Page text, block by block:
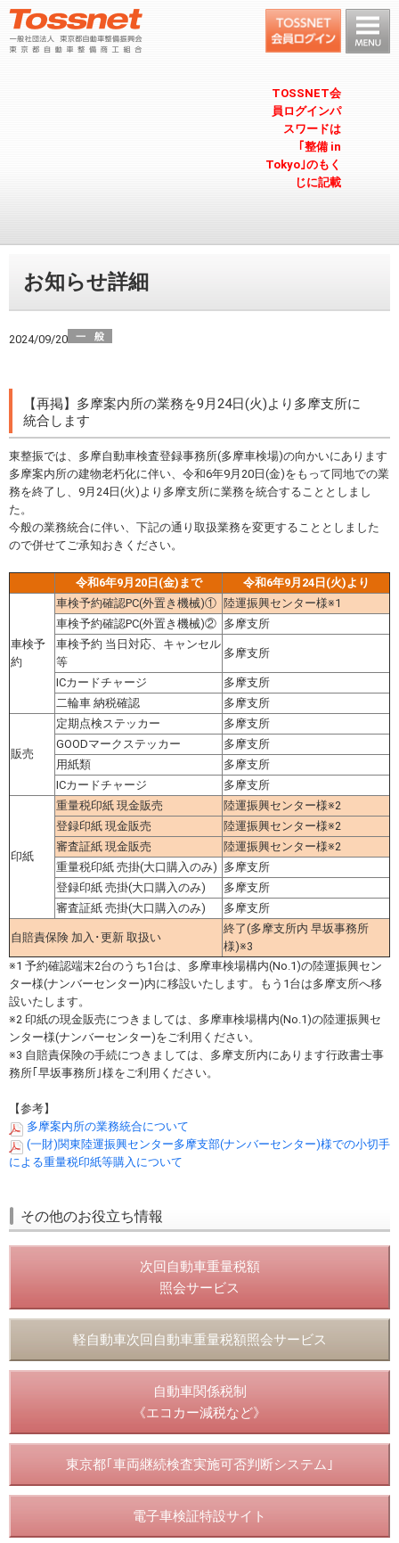
TOSSNET会
員ログインパ
スワードは
｢整備 in
Tokyo｣のもく
じに記載
お知らせ詳細
2024/09/20
【再掲】多摩案内所の業務を9月24日(火)より多摩支所に
統合します
東整振では、多摩自動車検査登録事務所(多摩車検場)の向かいにあります
多摩案内所の建物老朽化に伴い、令和6年9月20日(金)をもって同地での業
務を終了し、9月24日(火)より多摩支所に業務を統合することとしまし
た。
今般の業務統合に伴い、下記の通り取扱業務を変更することとしました
ので併せてご承知おきください。
令和6年9月20日(金)まで 令和6年9月24日(火)より
車検予
約
車検予約確認PC(外置き機械)① 陸運振興センター様※1
車検予約確認PC(外置き機械)② 多摩支所
車検予約 当日対応、キャンセル
等
多摩支所
ICカードチャージ
多摩支所
二輪車 納税確認
多摩支所
販売
定期点検ステッカー
多摩支所
GOODマークステッカー
多摩支所
用紙類
多摩支所
ICカードチャージ
多摩支所
印紙
重量税印紙 現金販売
陸運振興センター様※2
登録印紙 現金販売
陸運振興センター様※2
審査証紙 現金販売
陸運振興センター様※2
重量税印紙 売掛(大口購入のみ) 多摩支所
登録印紙 売掛(大口購入のみ)
多摩支所
審査証紙 売掛(大口購入のみ)
多摩支所
自賠責保険 加入･更新 取扱い
終了(多摩支所内 早坂事務所
様)※3
※1 予約確認端末2台のうち1台は、多摩車検場構内(No.1)の陸運振興セン
ター様(ナンバーセンター)内に移設いたします。もう1台は多摩支所へ移
設いたします。
※2 印紙の現金販売につきましては、多摩車検場構内(No.1)の陸運振興セ
ンター様(ナンバーセンター)をご利用ください。
※3 自賠責保険の手続につきましては、多摩支所内にあります行政書士事
務所｢早坂事務所｣様をご利用ください。
【参考】
多摩案内所の業務統合について
(一財)関東陸運振興センター多摩支部(ナンバーセンター)様での小切手
による重量税印紙等購入について​
その他のお役立ち情報
次回自動車重量税額
照会サービス
軽自動車次回自動車重量税額照会サービス
自動車関係税制
《エコカー減税など》
東京都｢車両継続検査実施可否判断システム｣
電子車検証特設サイト